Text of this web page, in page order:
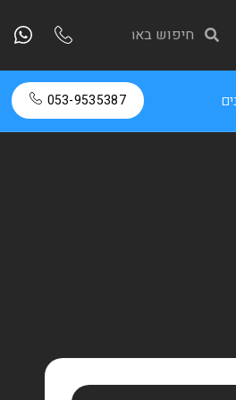
053-9535387